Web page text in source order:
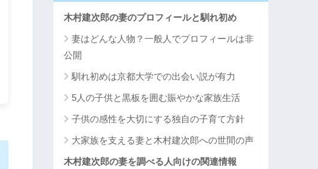
木村建次郎の妻のプロフィールと馴れ初め
妻はどんな人物？一般人でプロフィールは非
公開
馴れ初めは京都大学での出会い説が有力
5人の子供と黒板を囲む賑やかな家族生活
子供の感性を大切にする独自の子育て方針
大家族を支える妻と木村建次郎への世間の声
木村建次郎の妻を調べる人向けの関連情報